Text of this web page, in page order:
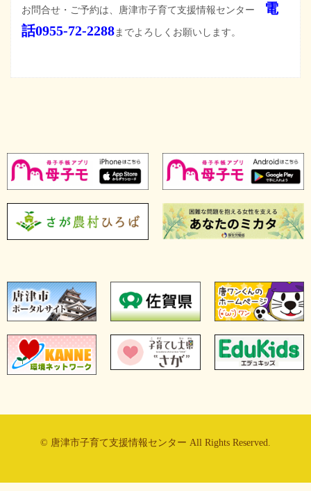
お問合せ・ご予約は、唐津市子育て支援情報センター
電
話0955-72-2288までよろしくお願いします。
© 唐津市子育て支援情報センター All Rights Reserved.